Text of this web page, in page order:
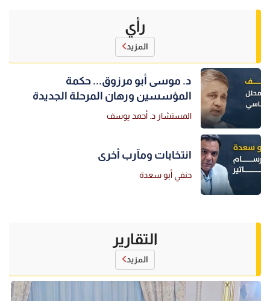
رأي
المزيد
د. موسى أبو مرزوق... حكمة
المؤسسين ورهان المرحلة الجديدة
المستشار د. أحمد يوسف
انتخابات ومآرب أخرى
حنفي أبو سعدة
التقارير
المزيد